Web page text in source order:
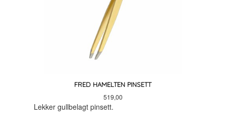
FRED HAMELTEN PINSETT
Pris
519,00
Lekker gullbelagt pinsett.